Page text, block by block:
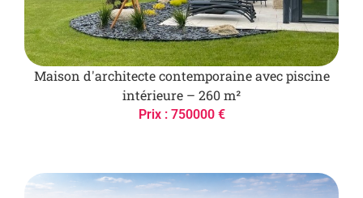
Maison d'architecte contemporaine avec piscine
intérieure – 260 m²
Prix : 750000 €